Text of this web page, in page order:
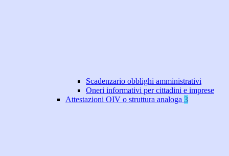
Scadenzario obblighi amministrativi
Oneri informativi per cittadini e imprese
Attestazioni OIV o struttura analoga 3